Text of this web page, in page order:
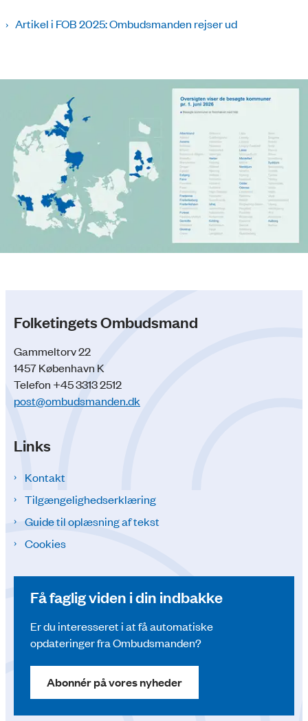
Artikel i FOB 2025: Ombudsmanden rejser ud
Folketingets Ombudsmand
Gammeltorv 22
1457 København K
Telefon +45 3313 2512
post@ombudsmanden.dk
Links
Kontakt
Tilgængelighedserklæring
Guide til oplæsning af tekst
Cookies
Få faglig viden i din indbakke
Er du interesseret i at få automatiske
opdateringer fra Ombudsmanden?
Abonnér på vores nyheder